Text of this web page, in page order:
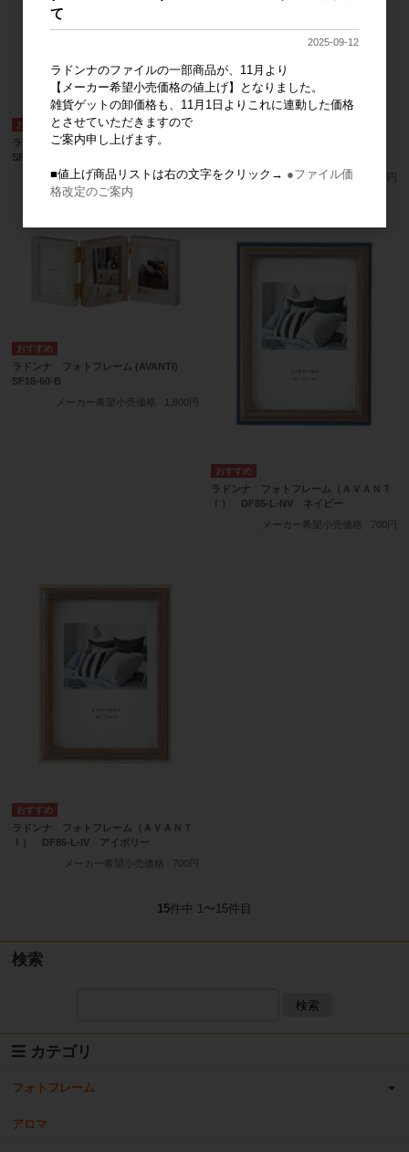
ラドンナ フォトフレーム (AVANTI)
SF23-S2
メーカー希望小売価格
600円
メーカー希望小売価格
600円
ラドンナ フォトフレーム (AVANTI)
SF18-60-B
メーカー希望小売価格
1,800円
ラドンナ フォトフレーム（ＡＶＡＮＴ
Ｉ） DF85-L-NV ネイビー
メーカー希望小売価格
700円
ラドンナ フォトフレーム（ＡＶＡＮＴ
Ｉ） DF85-L-IV アイボリー
メーカー希望小売価格
700円
15件中 1〜15件目
検索
検索
カテゴリ
フォトフレーム
アロマ
て
2025-09-12
ラドンナのファイルの一部商品が、11月より
【メーカー希望小売価格の値上げ】となりました。
雑貨ゲットの卸価格も、11月1日よりこれに連動した価格
とさせていただきますので
ご案内申し上げます。
■値上げ商品リストは右の文字をクリック→ ●ファイル価
格改定のご案内